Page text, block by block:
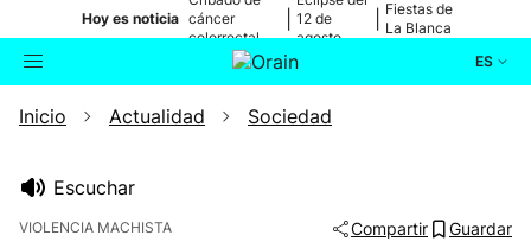
Hoy es noticia cáncer
colorrectal
12 de
agosto
Fiestas de
La Blanca
ES
Buscador Actualidad
Inicio Actualidad Sociedad
Escuchar
VIOLENCIA MACHISTA Compartir Guardar